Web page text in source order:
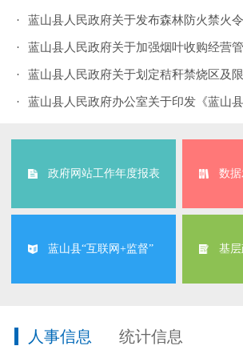
· 蓝山县人民政府关于发布森林防火禁火
· 蓝山县人民政府关于加强烟叶收购经营管理
· 蓝山县人民政府关于划定秸秆禁烧区及限烧区
· 蓝山县人民政府办公室关于印发《蓝山县支持蔬菜出
政府网站工作年度报表 数
蓝山县“互联网+监督” 基
人事信息 统计信息